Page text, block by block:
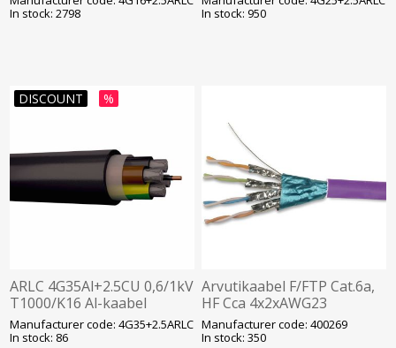
In stock: 2798
In stock: 950
DISCOUNT %
ARLC 4G35Al+2.5CU 0,6/1kV
T1000/K16 Al-kaabel
Manufacturer code: 4G35+2.5ARLC
In stock: 86
Arvutikaabel F/FTP Cat.6a,
HF Cca 4x2xAWG23
varjestatud T500, violetne
(400269)
Manufacturer code: 400269
In stock: 350